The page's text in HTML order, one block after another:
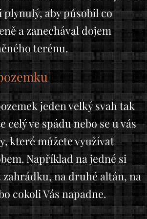
plynulý, aby působil co
a zanechával dojem
terénu.
jeden velký svah tak
celý ve spádu nebo se u vás
které můžete využívat
Například na jedné si
na druhé altán, na
cokoli Vás napadne.